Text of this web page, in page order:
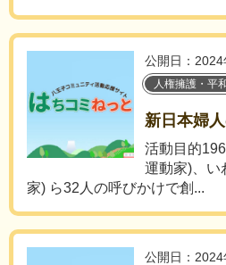
公開日：
人権擁護・平
新日本婦
活動目的
運動家)、い
家) ら32人の呼びかけで創...
公開日：